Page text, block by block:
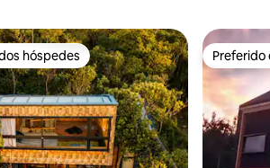
hóspedes
hóspedes Preferido
Preferido